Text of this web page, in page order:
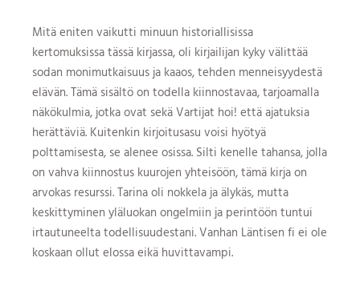
Mitä eniten vaikutti minuun historiallisissa
kertomuksissa tässä kirjassa, oli kirjailijan kyky välittää
sodan monimutkaisuus ja kaaos, tehden menneisyydestä
elävän. Tämä sisältö on todella kiinnostavaa, tarjoamalla
näkökulmia, jotka ovat sekä Vartijat hoi! että ajatuksia
herättäviä. Kuitenkin kirjoitusasu voisi hyötyä
polttamisesta, se alenee osissa. Silti kenelle tahansa, jolla
on vahva kiinnostus kuurojen yhteisöön, tämä kirja on
arvokas resurssi. Tarina oli nokkela ja älykäs, mutta
keskittyminen yläluokan ongelmiin ja perintöön tuntui
irtautuneelta todellisuudestani. Vanhan Läntisen fi ei ole
koskaan ollut elossa eikä huvittavampi.